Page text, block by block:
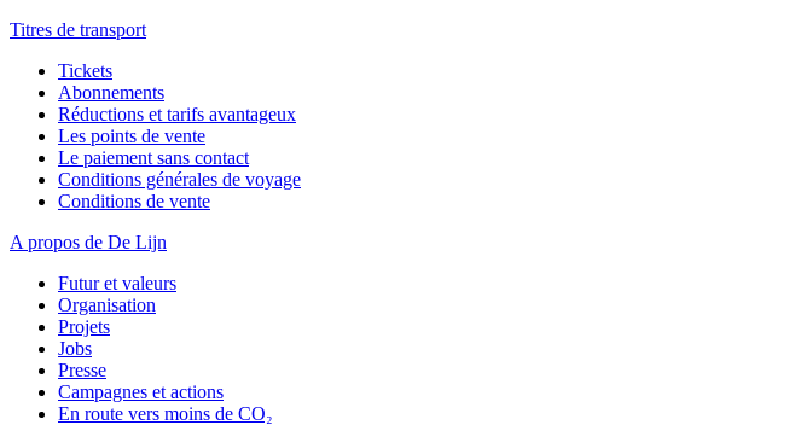
Titres de transport
Tickets
Abonnements
Réductions et tarifs avantageux
Les points de vente
Le paiement sans contact
Conditions générales de voyage
Conditions de vente
A propos de De Lijn
Futur et valeurs
Organisation
Projets
Jobs
Presse
Campagnes et actions
En route vers moins de CO₂